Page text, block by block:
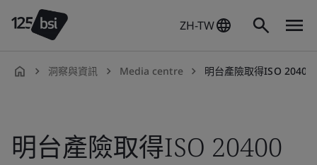
ZH-TW
洞察與資訊 Media centre 明台產險取得ISO
明台產險取得ISO 20400